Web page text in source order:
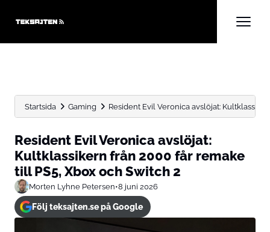
Startsida Gaming Resident Evil Veronica avslöjat:
Resident Evil Veronica avslöjat:
Kultklassikern från 2000 får remake
till PS5, Xbox och Switch 2
Morten Lyhne Petersen•8 juni 2026
Följ teksajten.se på Google